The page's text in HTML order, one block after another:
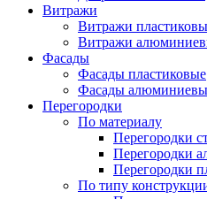
Витражи
Витражи
Витражи
Фасады
Фасады пластиковые
Фасады
Перегородки
По материалу
Перегородки
Перегородки
Перегородки
По типу